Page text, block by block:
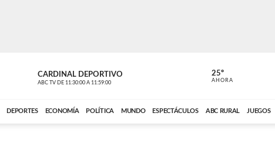
CARDINAL DEPORTIVO
ABC TV DE 11:30:00 A 11:59:00 ABC CARDINAL
25º
AHORA
DEPORTES ECONOMÍA POLÍTICA MUNDO ESPECTÁCULOS ABC RURAL JUEGOS